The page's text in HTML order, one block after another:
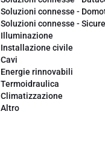
Soluzioni connesse -
Soluzioni connesse -
Illuminazione
Installazione civile
Cavi
Energie rinnovabili
Termoidraulica
Climatizzazione
Altro